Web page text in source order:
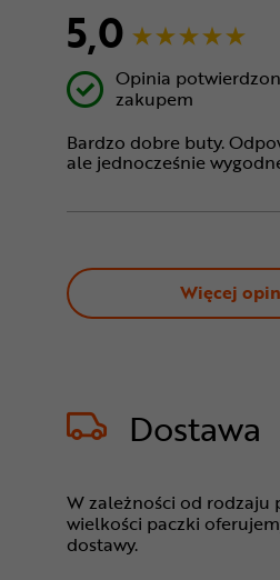
5,0
Opinia
zakupem
Bardzo dobre buty.
ale jednocześnie
Więcej
Dostawa
W zależności od rodzaju
wielkości paczki
dostawy.